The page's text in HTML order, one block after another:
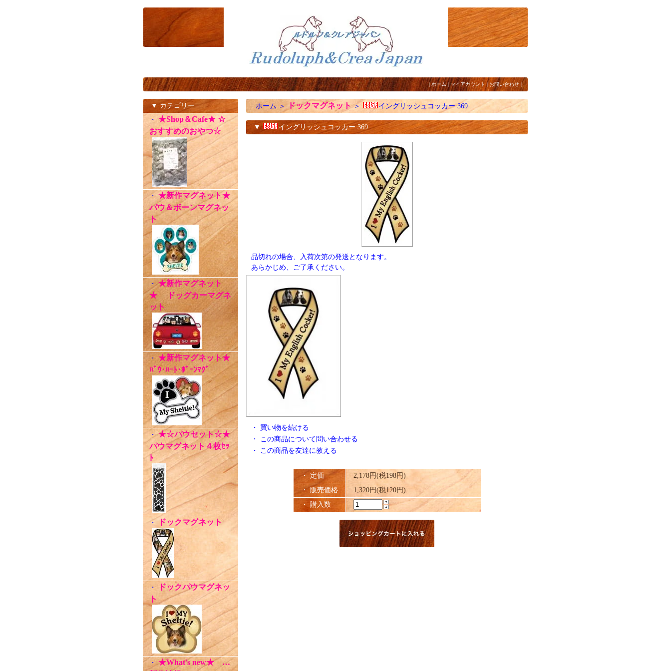
|ホーム|マイアカウント | お問い合わせ |
▼ カテゴリー
・ ★Shop＆Cafe★ ☆
おすすめのおやつ☆
・ ★新作マグネット★
パウ＆ボーンマグネッ
ト
・★新作マグネット
★ ドッグカーマグネ
ット
・ ★新作マグネット★
ﾊﾟｳ･ﾊｰﾄ･ﾎﾞｰﾝﾏｸﾞ
・★☆パウセット☆★
パウマグネット４枚ｾｯ
ﾄ
・ドックマグネット
・
ドックパウマグネッ
ト
・★What's new★ …
ホーム ＞ ドックマグネット＞ イングリッシュコッカー 369
▼ イングリッシュコッカー 369
品切れの場合、入荷次第の発送となります。
あらかじめ、ご了承ください。
・ 買い物を続ける
・ この商品について問い合わせる
・ この商品を友達に教える
・ 定価
2,178円(税198円)
・ 販売価格
1,320円(税120円)
・ 購入数